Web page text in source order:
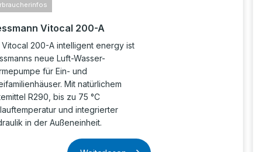
Vitocal 200-A
Vitocal 200-A intelligent energy ist
neue Luft-Wasser-
für Ein- und
Mit natürlichem
R290, bis zu 75 °C
und integrierter
in der Außeneinheit.